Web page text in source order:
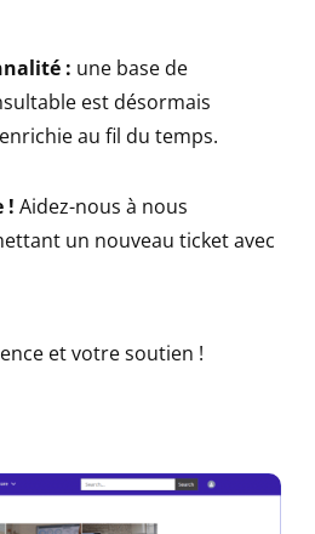
: une base de
est désormais
au fil du temps.
! Aidez-nous à nous
un nouveau ticket avec
et votre soutien !